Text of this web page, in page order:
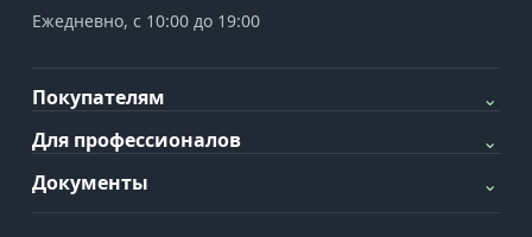
Ежедневно, с 10:00 до 19:00
Покупателям
⌄
Для профессионалов
⌄
Документы
⌄